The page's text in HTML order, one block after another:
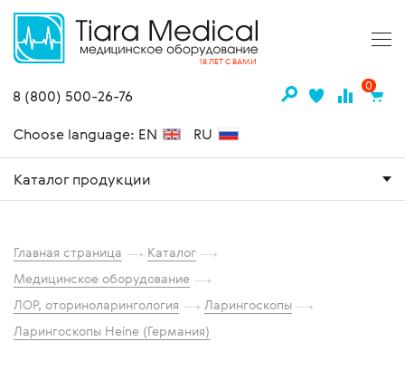
18 ЛЕТ С ВАМИ
8 (800) 500-26-76
0
Choose language: EN RU
Каталог продукции
Главная страница
Каталог
Медицинское оборудование
ЛОР, оториноларингология
Ларингоскопы
Ларингоскопы Heine (Германия)